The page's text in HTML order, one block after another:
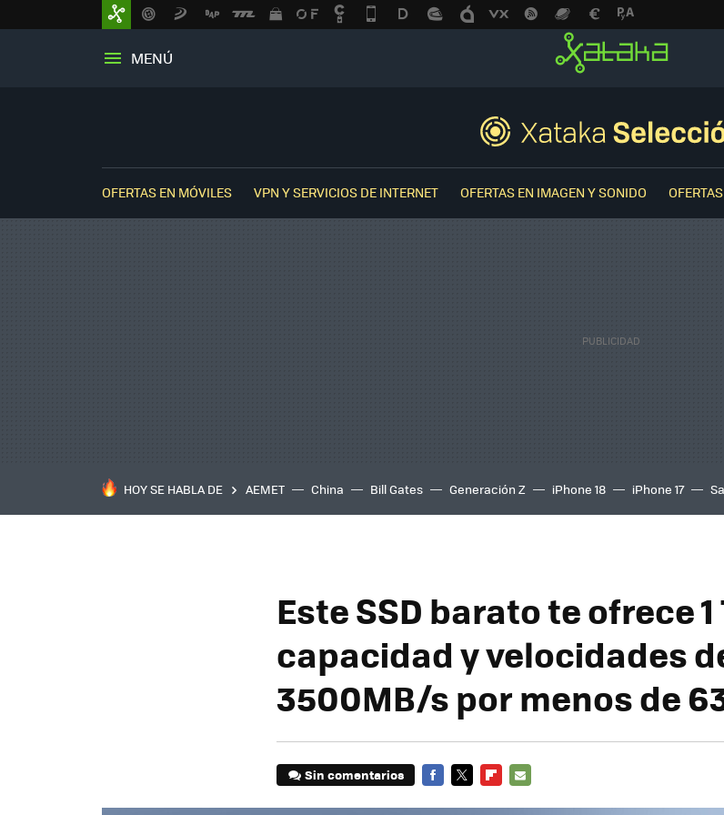
MENÚ
OFERTAS EN MÓVILES VPN Y SERVICIOS DE INTERNET OFERTAS EN IMAGEN Y SONIDO
HOY SE HABLA DE AEMET China Bill Gates Generación Z iPhone 18 iPhone 17
Este SSD barato te ofrece 1
capacidad y velocidades
3500MB/s por menos de
Sin comentarios